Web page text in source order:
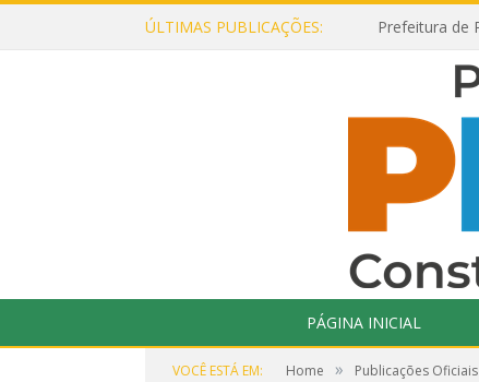
ÚLTIMAS PUBLICAÇÕES:
PÁGINA INICIAL
VOCÊ ESTÁ EM: Home » Publicações Oficiais